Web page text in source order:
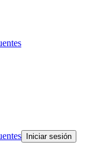
Iniciar sesión